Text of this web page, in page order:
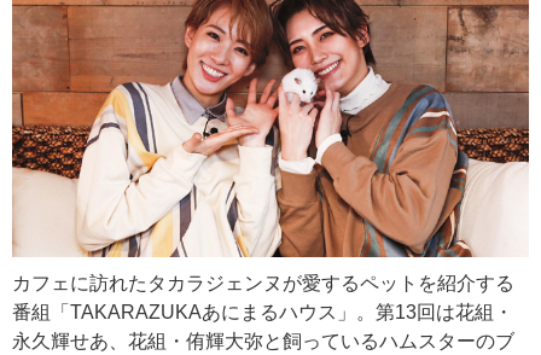
カフェに訪れたタカラジェンヌが愛するペットを紹介する
番組「TAKARAZUKAあにまるハウス」。第13回は花組・
永久輝せあ、花組・侑輝大弥と飼っているハムスターのブ